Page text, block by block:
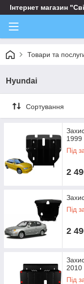
Інтернет магазин
Товари та
Hyundai
Сортування
1999
Під
2
Під
2
2010
Під